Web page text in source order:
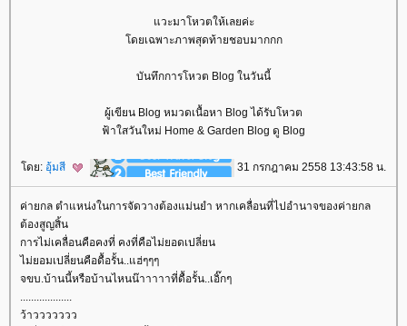
วะมาโหวตให้เลยค่ะ
ดยเฉพาะภาพสุดท้ายชอบมากกก
บันทึกการโหวต Blog ในวันนี้
ผู้เขียน Blog หมวดเนื้อหา Blog ได้รับโหวต
ฟ้าใสวันใหม่ Home & Garden Blog ดู Blog
ดย: อุ้มสี 31 กรกฎาคม 2558 13:43:58 น.
ค่ายกล ตำแหน่งในการจัดวางต้องแม่นยำ หากเคลื่อนที่ไปอำนาจของค่ายกล
ต้องสูญสิ้น
การไม่เคลื่อนคือคงที่ คงที่คือไม่ยอดเปลี่ยน
ไม่ยอมเปลี่ยนคือดื้อรั้น..แฮ่ๆๆๆ
จขบ.บ้านนี้หรือบ้านไหนน๊าาาาาที่ดื้อรั้น..เอิ๊กๆ
...................
ว้าววววววว